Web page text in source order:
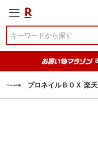
プロネイルＢＯＸ 楽